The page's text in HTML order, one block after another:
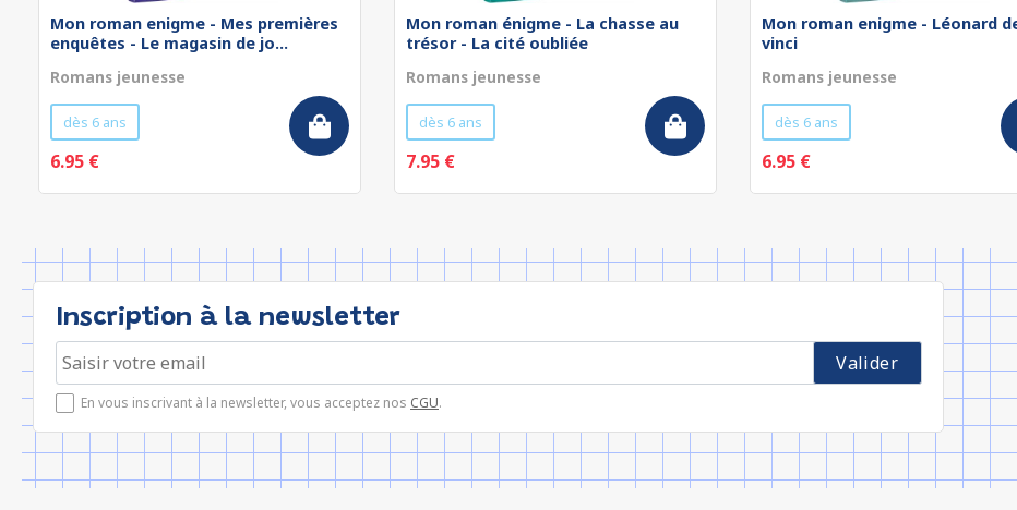
Mon roman enigme - Mes premières
enquêtes - Le magasin de jo...
Romans jeunesse
dès 6 ans
6.95 €
Mon roman énigme - La chasse au
trésor - La cité oubliée
Romans jeunesse
dès 6 ans
7.95 €
Mon roman enigme - Léonard
vinci
Romans jeunesse
dès 6 ans
6.95 €
Inscription à la newsletter
En vous inscrivant à la newsletter, vous acceptez nos CGU.